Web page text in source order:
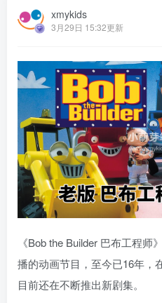
xmykids
3月29日 15:32更新
《Bob the Builder 巴布工程
播的动画节目，至今已16年，
目前还在不断推出新剧集。